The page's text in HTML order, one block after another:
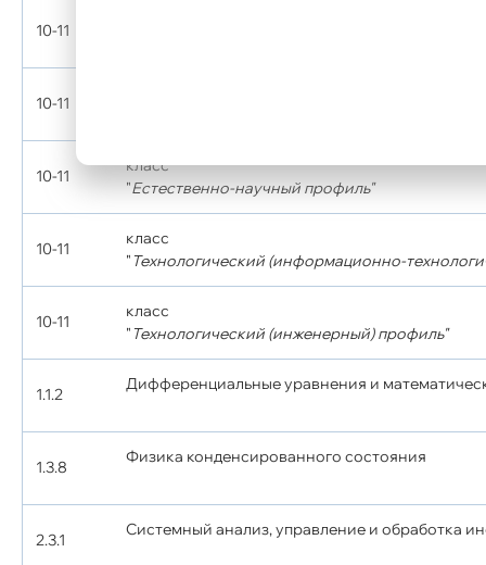
10-11
10-11
10-11
класс
"Естественно-научный профиль"
10-11
класс
"Технологический (информационно-
10-11
класс
"Технологический (инженерный) профиль"
1.1.2
Дифференциальные уравнения и
1.3.8
Физика конденсированного состояния
2.3.1
Системный анализ, управление и обработка